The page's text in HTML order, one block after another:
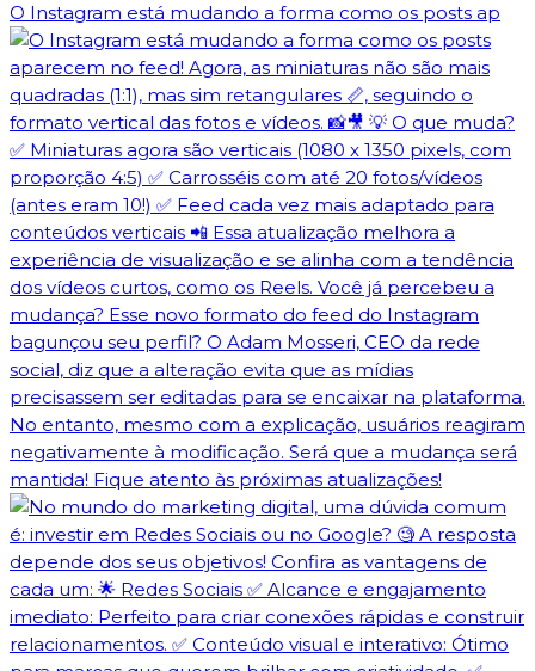
O Instagram está mudando a forma como os posts ap